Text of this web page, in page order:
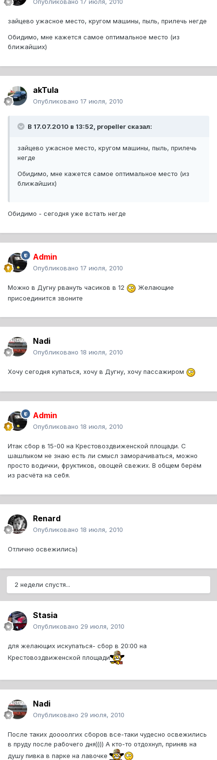
Опубликовано 17 июля, 2010
зайцево ужасное место, кругом машины, пыль, прилечь негде
Обидимо, мне кажется самое оптимальное место (из
ближайших)
akTula
Опубликовано 17 июля, 2010
В 17.07.2010 в 13:52, propeller сказал:
зайцево ужасное место, кругом машины, пыль, прилечь
негде
Обидимо, мне кажется самое оптимальное место (из
ближайших)
Обидимо - сегодня уже встать негде
Admin
Опубликовано 17 июля, 2010
Можно в Дугну рвануть часиков в 12
Желающие
присоединится звоните
Nadi
Опубликовано 18 июля, 2010
Хочу сегодня купаться, хочу в Дугну, хочу пассажиром
Admin
Опубликовано 18 июля, 2010
Итак сбор в 15-00 на Крестовоздвиженской площади. С
шашлыком не знаю есть ли смысл заморачиваться, можно
просто водички, фруктиков, овощей свежих. В общем берём
из расчёта на себя.
Renard
Опубликовано 18 июля, 2010
Отлично освежились)
2 недели спустя...
Stasia
Опубликовано 29 июля, 2010
для желающих искупаться- сбор в 20:00 на
Крестовоздвиженской площади
Nadi
Опубликовано 29 июля, 2010
После таких доооолгих сборов все-таки чудесно освежились
в пруду после рабочего дня)))) А кто-то отдохнул, приняв на
душу пивка в парке на лавочке